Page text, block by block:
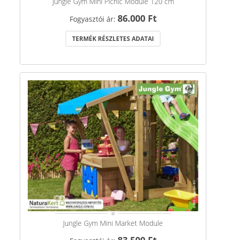
Fogyasztói ár: 86.000 Ft
TERMÉK RÉSZLETES ADATAI
Jungle Gym Mini Market Module